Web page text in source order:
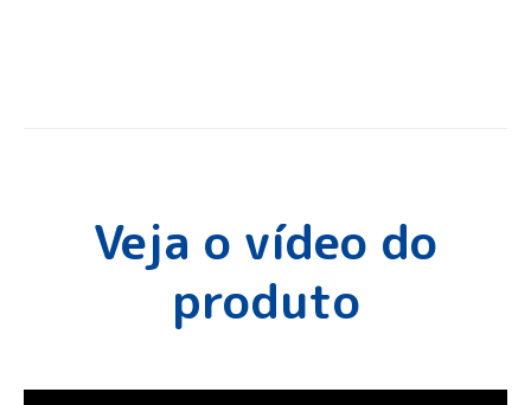
Veja o vídeo do
produto